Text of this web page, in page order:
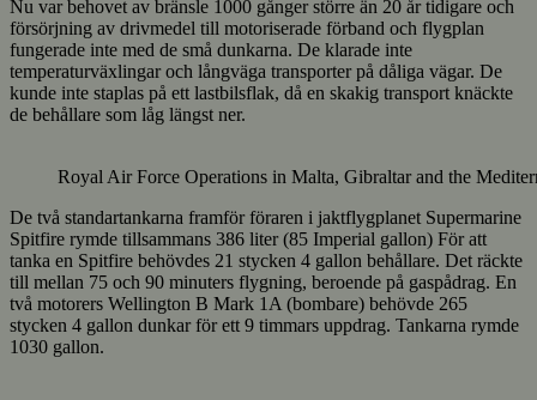
Nu var behovet av bränsle 1000 gånger större än 20 år tidigare och
försörjning av drivmedel till motoriserade förband och flygplan
fungerade inte med de små dunkarna. De klarade inte
temperaturväxlingar och långväga transporter på dåliga vägar. De
kunde inte staplas på ett lastbilsflak, då en skakig transport knäckte
de behållare som låg längst ner.
Royal Air Force Operations in Malta, Gibraltar and the
De två standartankarna framför föraren i jaktflygplanet Supermarine
Spitfire rymde tillsammans 386 liter (85 Imperial gallon) För att
tanka en Spitfire behövdes 21 stycken 4 gallon behållare. Det räckte
till mellan 75 och 90 minuters flygning, beroende på gaspådrag. En
två motorers Wellington B Mark 1A (bombare) behövde 265
stycken 4 gallon dunkar för ett 9 timmars uppdrag. Tankarna rymde
1030 gallon.